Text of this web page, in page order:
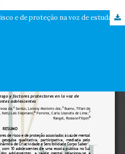
Saúde mental, fatores de risco e de proteção na voz de estudantes adolescentes